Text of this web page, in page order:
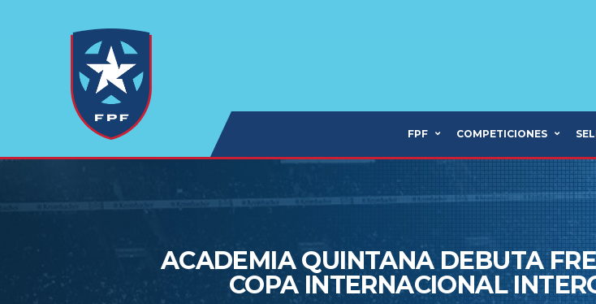
FPF COMPETICIONES
ACADEMIA QUINTANA DEBUTA
COPA INTERNACIONAL